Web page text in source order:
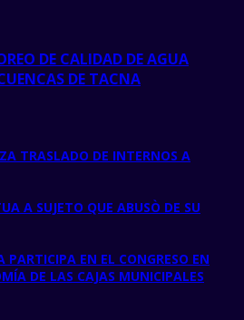
DE CALIDAD DE AGUA
DE TACNA
TRASLADO DE INTERNOS A
A SUJETO QUE ABUSÒ DE SU
PARTICIPA EN EL CONGRESO EN
DE LAS CAJAS MUNICIPALES